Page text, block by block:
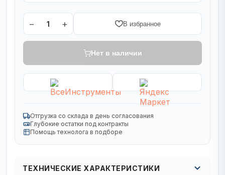
− 1 + В избранное
Нет в наличии
Отгрузка со склада в день согласования
Глубокие остатки под контракты
Помощь технолога в подборе
ТЕХНИЧЕСКИЕ ХАРАКТЕРИСТИКИ